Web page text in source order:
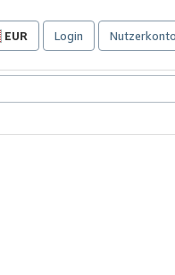
EUR
Seite
Einkaufseinstellungen.
Login Nutzerkonto